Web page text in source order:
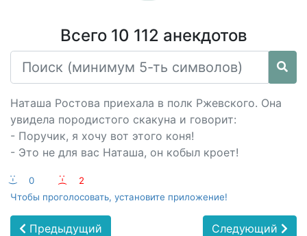
Всего 10 112 анекдотов
Наташа Ростова приехала в полк Ржевского. Она
увидела породистого скакуна и говорит:
- Поручик, я хочу вот этого коня!
- Это не для вас Наташа, он кобыл кроет!
:-) 0 :-(
2
Чтобы проголосовать, установите приложение!
Предыдущий Следующий